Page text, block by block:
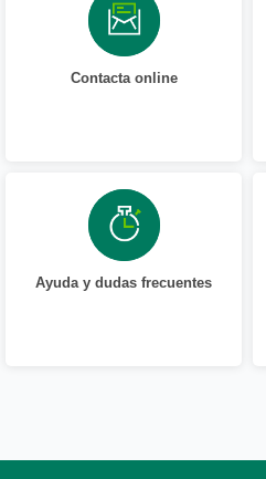
Contacta online
Ayuda y dudas frecuentes